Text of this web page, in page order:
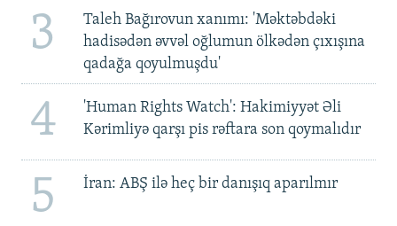
3
Taleh Bağırovun xanımı: 'Məktəbdəki
hadisədən əvvəl oğlumun ölkədən çıxışına
qadağa qoyulmuşdu'
4
'Human Rights Watch': Hakimiyyət Əli
Kərimliyə qarşı pis rəftara son qoymalıdır
5 İran: ABŞ ilə heç bir danışıq aparılmır